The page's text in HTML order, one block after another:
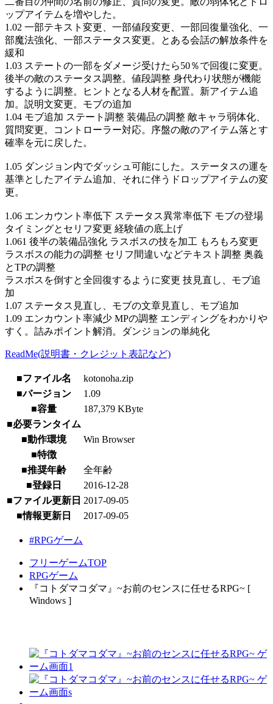
ップアイテムを増やした。
1.02 一部テキスト変更、一部値段変更、一部回復量強化、一
部魔法強化、一部ステータス変更。とある会話の解放条件を
緩和
1.03 ステートの一部をダメージ受けたら50％で回復に変更。
後半の敵のステータス調整。値段調整 身代わり状態が機能
するように調整。ヒントとなる人材を配置。新アイテム追
加。説明文変更。モブの追加
1.04 モブ追加 ステート調整 装備品の調整 敵キャラ弱体化、
質問変更。コントローラー対応。序盤の敵のアイテム落とす
確率を元に戻した。
1.05 ダンジョン内でダッシュ可能にした。ステータスの運を
基準としたアイテム追加、それに伴うドロップアイテムの変
更。
1.06 エンカウント率低下 ステータス異常率低下 モブの登場
タイミングとセリフ変更 経験値の底上げ
1.061 後半の装備品強化 ラスボスの技を加工 もろもろ変更
ラスボスの能力の調整 セリフ間違いなどテキスト調整 奥義
とTPの調整
ラスボスを倒すと全回復するように変更 技見直し、モブ追
加
1.07 ステータス見直し、モブの文章見直し、モブ追加
1.09 エンカウント率減少 MPの調整 エンディングをわかりや
すく。詰みポイント解消。ダンジョンの単純化
ReadMe(説明書・クレジット表記など)
■ファイル名
kotonoha.zip
■バージョン
1.09
■容量
187,379 KByte
■必要ランタイム
■動作環境
Win Browser
■特徴
■推奨年齢
全年齢
■登録日
2016-12-28
■ファイル更新日 2017-09-05
■情報更新日
2017-09-05
#RPGゲーム
フリーゲームTOP
RPGゲーム
『コトダマコダマ』~お前のセンスに任せるRPG~ [
Windows ]